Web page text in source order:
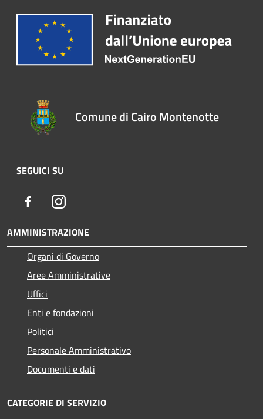
Comune di Cairo Montenotte
SEGUICI SU
FacebookInstagram
AMMINISTRAZIONE
Organi di Governo
Aree Amministrative
Uffici
Enti e fondazioni
Politici
Personale Amministrativo
Documenti e dati
CATEGORIE DI SERVIZIO